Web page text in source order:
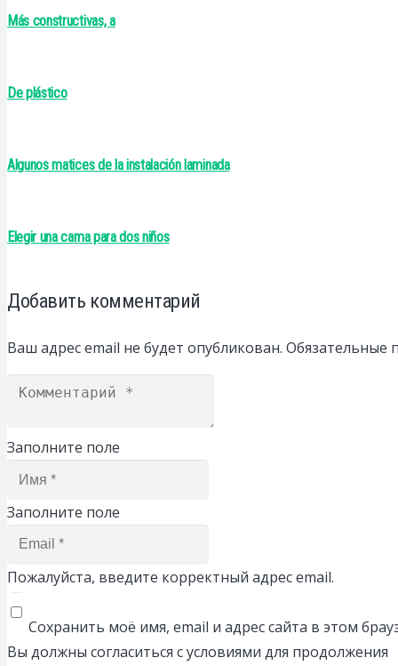
Más constructivas, a
De plástico
Algunos matices de la instalación laminada
Elegir una cama para dos niños
Добавить комментарий
Ваш адрес email не будет опубликован. Обязательные
Заполните поле
Заполните поле
Пожалуйста, введите корректный адрес email.
Сохранить моё имя, email и адрес сайта в этом
Вы должны согласиться с условиями для продолжения